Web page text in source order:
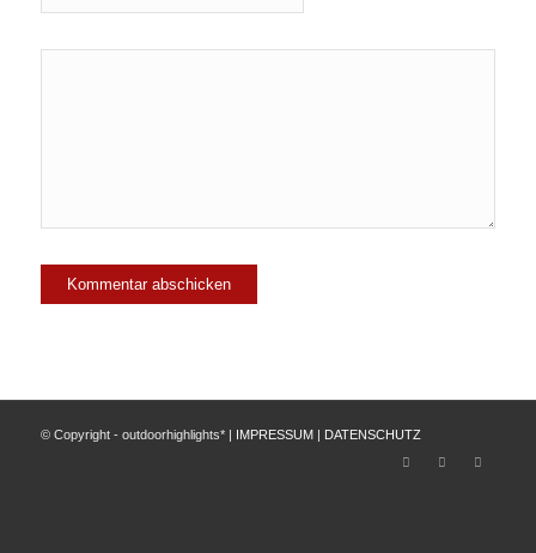
© Copyright - outdoorhighlights* | IMPRESSUM DATENSCHUTZ